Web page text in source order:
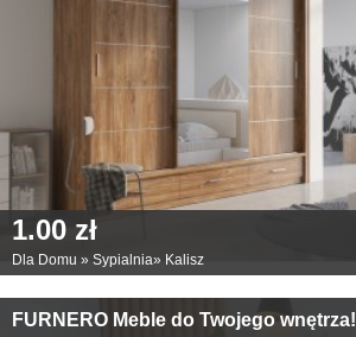
1.00 zł
Dla Domu » Sypialnia» Kalisz
FURNERO Meble do Twojego wnętrza!